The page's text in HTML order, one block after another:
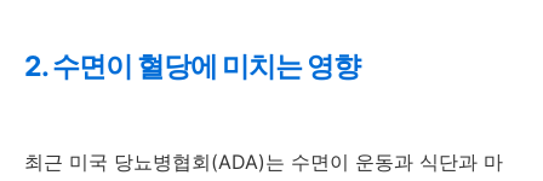
2. 수면이 혈당에 미치는 영향
최근 미국 당뇨병협회(ADA)는 수면이 운동과 식단과 마